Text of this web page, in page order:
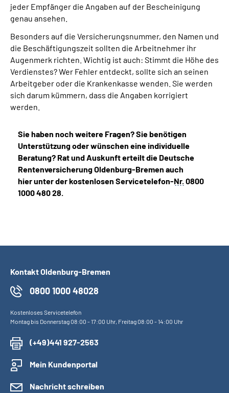
jeder Empfänger die Angaben auf der Bescheinigung
genau ansehen.
Besonders auf die Versicherungsnummer, den Namen und
die Beschäftigungszeit sollten die Arbeitnehmer ihr
Augenmerk richten. Wichtig ist auch: Stimmt die Höhe des
Verdienstes? Wer Fehler entdeckt, sollte sich an seinen
Arbeitgeber oder die Krankenkasse wenden. Sie werden
sich darum kümmern, dass die Angaben korrigiert
werden.
Sie haben noch weitere Fragen? Sie benötigen
Unterstützung oder wünschen eine individuelle
Beratung? Rat und Auskunft erteilt die Deutsche
Rentenversicherung Oldenburg-Bremen auch
hier unter der kostenlosen Servicetelefon-Nr.0800
1000 480 28.
Kontakt Oldenburg-Bremen
0800 1000 48028
Kostenloses Servicetelefon
Montag bis Donnerstag 08:00 - 17:00 Uhr, Freitag 08:00 - 14:00 Uhr
(+49)441 927-2563
Mein Kundenportal
Nachricht schreiben